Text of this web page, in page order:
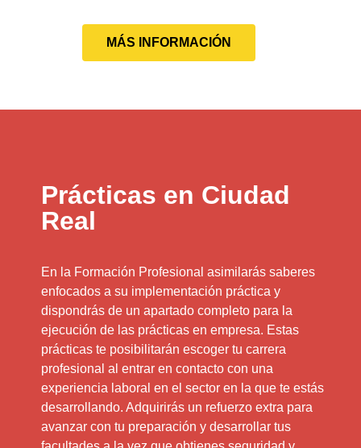
MÁS INFORMACIÓN
Prácticas en Ciudad
Real
En la Formación Profesional asimilarás saberes
enfocados a su implementación práctica y
dispondrás de un apartado completo para la
ejecución de las prácticas en empresa. Estas
prácticas te posibilitarán escoger tu carrera
profesional al entrar en contacto con una
experiencia laboral en el sector en la que te estás
desarrollando. Adquirirás un refuerzo extra para
avanzar con tu preparación y desarrollar tus